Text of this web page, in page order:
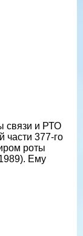
связи и РТО
части 377-го
роты
Ему